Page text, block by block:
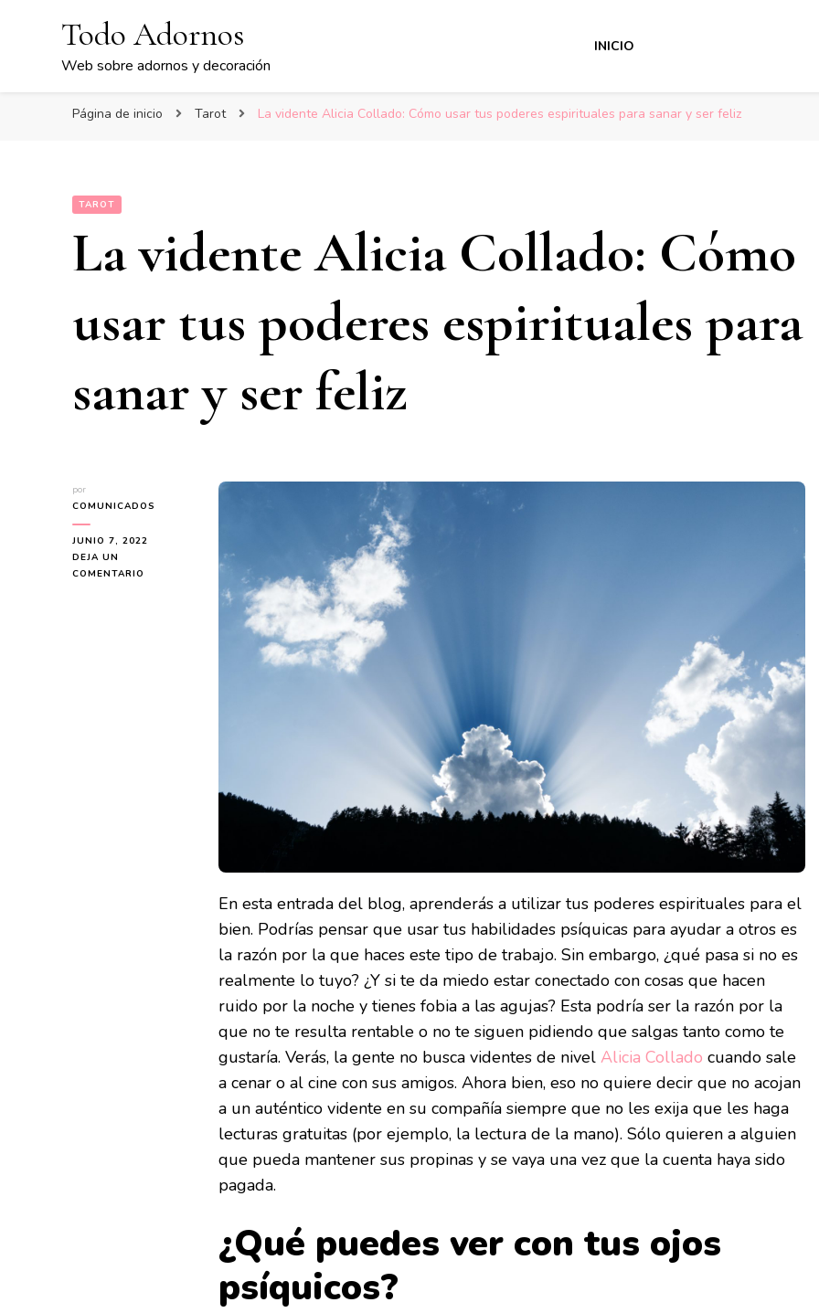
Todo Adornos
Web sobre adornos y decoración
INICIO
Página de inicio Tarot La vidente Alicia Collado: Cómo usar tus poderes espirituales para sanar y ser feliz
TAROT
La vidente Alicia Collado: Cómo
usar tus poderes espirituales para
sanar y ser feliz
por
COMUNICADOS
JUNIO 7, 2022
DEJA UN
COMENTARIO
En esta entrada del blog, aprenderás a utilizar tus poderes espirituales para el
bien. Podrías pensar que usar tus habilidades psíquicas para ayudar a otros es
la razón por la que haces este tipo de trabajo. Sin embargo, ¿qué pasa si no es
realmente lo tuyo? ¿Y si te da miedo estar conectado con cosas que hacen
ruido por la noche y tienes fobia a las agujas? Esta podría ser la razón por la
que no te resulta rentable o no te siguen pidiendo que salgas tanto como te
gustaría. Verás, la gente no busca videntes de nivel Alicia Collado cuando sale
a cenar o al cine con sus amigos. Ahora bien, eso no quiere decir que no acojan
a un auténtico vidente en su compañía siempre que no les exija que les haga
lecturas gratuitas (por ejemplo, la lectura de la mano). Sólo quieren a alguien
que pueda mantener sus propinas y se vaya una vez que la cuenta haya sido
pagada.
¿Qué puedes ver con tus ojos
psíquicos?